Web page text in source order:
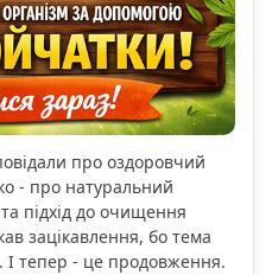
про оздоровчий
- про натуральний
підхід до очищення
зацікавлення, бо тема
І тепер - це продовження.